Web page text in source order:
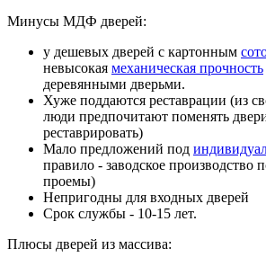
Минусы МДФ дверей:
у дешевых дверей с картонным
невысокая механическая прочность
деревянными дверьми.
Хуже поддаются реставрации (из
люди предпочитают поменять
реставрировать)
Мало предложений под
правило - заводское производство
проемы)
Непригодны для входных дверей
Срок службы - 10-15 лет.
Плюсы дверей из массива: